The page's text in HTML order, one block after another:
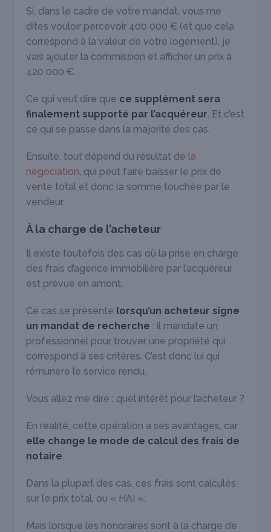
Si, dans le cadre de votre mandat, vous me
dites vouloir percevoir 400 000 € (et que cela
correspond à la valeur de votre logement), je
vais ajouter la commission et afficher un prix à
420 000 €.
Ce qui veut dire que ce supplément sera
finalement supporté par l’acquéreur. Et c’est
ce qui se passe dans la majorité des cas.
Ensuite, tout dépend du résultat de la
négociation, qui peut faire baisser le prix de
vente total et donc la somme touchée par le
vendeur.
À la charge de l’acheteur
Il existe toutefois des cas où la prise en charge
des frais d’agence immobilière par l’acquéreur
est prévue en amont.
Ce cas se présente lorsqu’un acheteur signe
un mandat de recherche : il mandate un
professionnel pour trouver une propriété qui
correspond à ses critères. C’est donc lui qui
rémunère le service rendu.
Vous allez me dire : quel intérêt pour l’acheteur ?
En réalité, cette opération a ses avantages, car
elle change le mode de calcul des frais de
notaire.
Dans la plupart des cas, ces frais sont calculés
sur le prix total, ou « HAI ».
Mais lorsque les honoraires sont à la charge de